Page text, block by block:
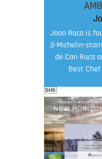
Joan Roca is
3-Michelin-
de Can Roca
Best Chef
SHS